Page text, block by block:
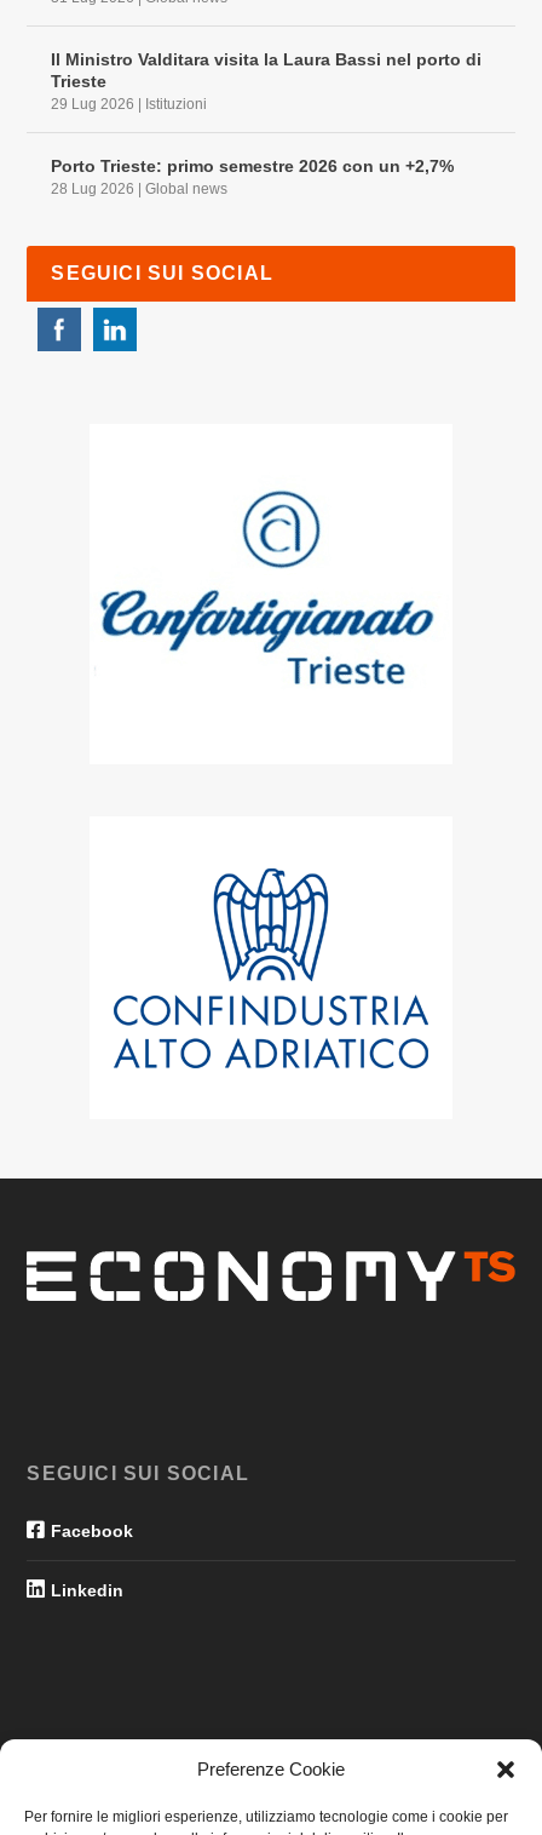
Preferenze Cookie
Per fornire le migliori esperienze, utilizziamo tecnologie come i cookie per
Il Ministro Valditara visita la Laura Bassi nel porto di
Trieste
29 Lug 2026 Istituzioni
Porto Trieste: primo semestre 2026 con un +2,7%
28 Lug 2026 |Global news
SEGUICI SUI SOCIAL
SEGUICI SUI SOCIAL
Facebook
Linkedin